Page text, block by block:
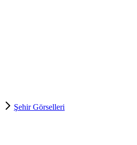
Şehir Görselleri